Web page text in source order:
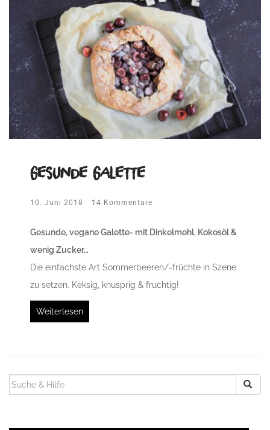
Gesunde Galette
10. Juni 2018 14 Kommentare
Gesunde, vegane Galette- mit Dinkelmehl, Kokosöl &
wenig Zucker…
Die einfachste Art Sommerbeeren/-früchte in Szene
zu setzen. Keksig, knusprig & fruchtig!
Weiterlesen
SUCHEN
NACH: